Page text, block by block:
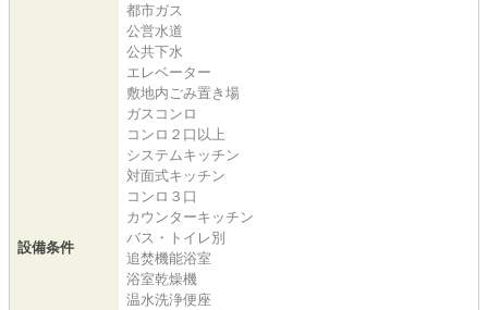
設備条件
都市ガス
公営水道
公共下水
エレベーター
敷地内ごみ置き場
ガスコンロ
コンロ２口以上
システムキッチン
対面式キッチン
コンロ３口
カウンターキッチン
バス・トイレ別
追焚機能浴室
浴室乾燥機
温水洗浄便座